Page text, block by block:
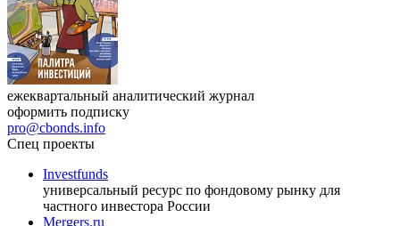
ежеквартальный аналитический журнал
оформить подписку
pro@cbonds.info
Спец проекты